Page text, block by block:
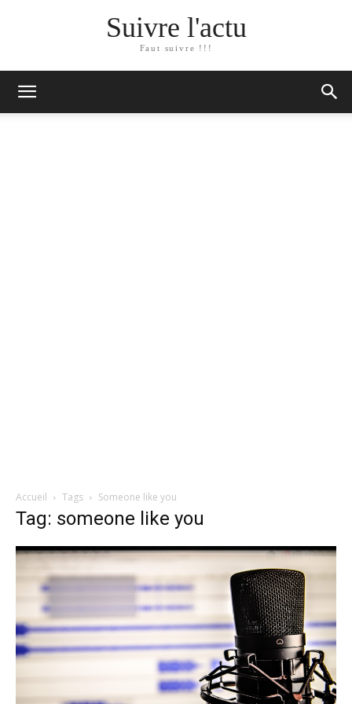
Suivre l'actu
Faut suivre !!!
Accueil Tags Someone like you
Tag: someone like you